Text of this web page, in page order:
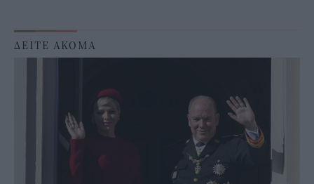
ΔΕΙΤΕ ΑΚΟΜΑ